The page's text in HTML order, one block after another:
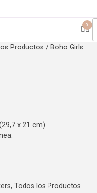
0
Productos / Boho Girls
x 21 cm)
, Todos los Productos